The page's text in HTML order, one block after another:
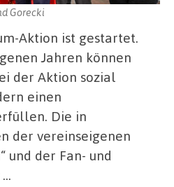
Gorecki
Aktion ist gestartet.
Jahren können
der Aktion sozial
einen
Die in
der vereinseigenen
und der Fan- und